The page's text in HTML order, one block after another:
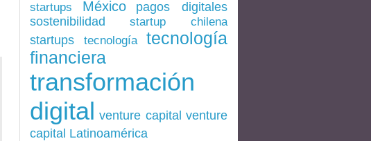
startups
México pagos digitales
sostenibilidad startup chilena
startups tecnología
tecnología
financiera
transformación
digital venture capital venture
capital Latinoamérica